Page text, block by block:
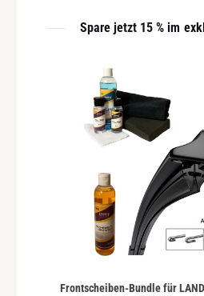
Spare jetzt 15 % im
Frontscheiben-Bundle für LAND